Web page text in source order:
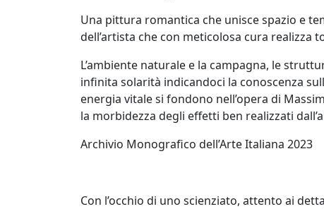
Silvia
LeoNilde
Carabba
Una pittura romantica che unisce spazio e
dell’artista che con meticolosa cura
L’ambiente naturale e la campagna, le
infinita solarità indicandoci la conoscenza
energia vitale si fondono nell’opera di
la morbidezza degli effetti ben realizzati
Archivio Monografico dell’Arte Italiana 2023
Con l’occhio di uno scienziato, attento ai